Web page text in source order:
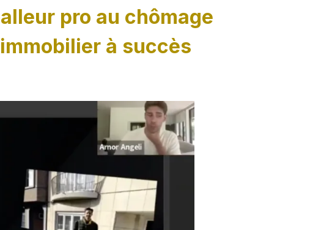
pro au chômage
à succès